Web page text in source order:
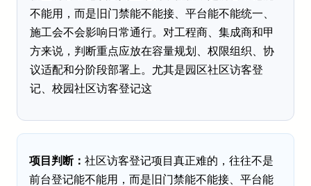
不能用，而是旧门禁能不能接、平台能不能统一、
施工会不会影响日常通行。对工程商、集成商和甲
方来说，判断重点应放在容量规划、权限组织、协
议适配和分阶段部署上。尤其是园区社区访客登
记、校园社区访客登记这
项目判断： 社区访客登记项目真正难的，往往不是
前台登记能不能用，而是旧门禁能不能接、平台能